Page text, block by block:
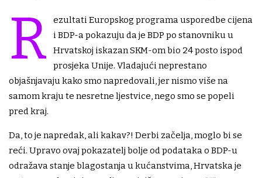
R
ezultati Europskog programa usporedbe cijena
i BDP-a pokazuju da je BDP po stanovniku u
Hrvatskoj iskazan SKM-om bio 24 posto ispod
prosjeka Unije. Vladajući neprestano
objašnjavaju kako smo napredovali, jer nismo više na
samom kraju te nesretne ljestvice, nego smo se popeli
pred kraj.
Da, to je napredak, ali kakav?! Derbi začelja, moglo bi se
reći. Upravo ovaj pokazatelj bolje od podataka o BDP-u
odražava stanje blagostanja u kućanstvima, Hrvatska je